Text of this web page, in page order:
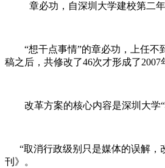
章必功，自深圳大学建校第二
“想干点事情”的章必功，上任不
稿之后，共修改了46次才形成了2007
改革方案的核心内容是深圳大学
“取消行政级别只是媒体的误解
刊》。